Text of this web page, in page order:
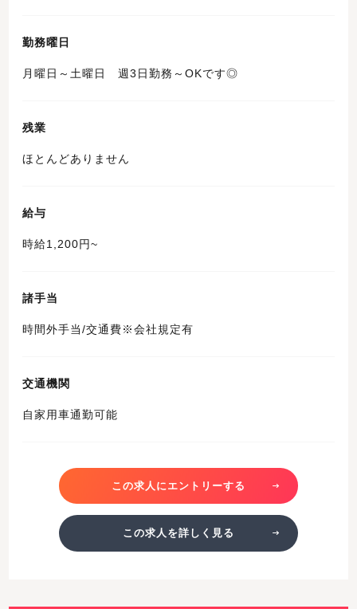
勤務曜日
月曜日～土曜日 週3日勤務～OKです◎
残業
ほとんどありません
給与
時給1,200円~
諸手当
時間外手当/交通費※会社規定有
交通機関
自家用車通勤可能
この求人にエントリーする
この求人を詳しく見る